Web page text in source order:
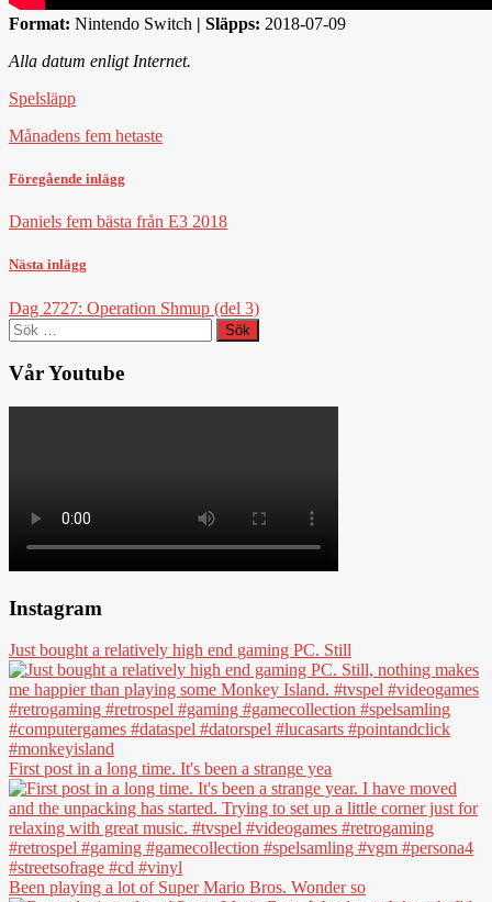
Format: Nintendo Switch | Släpps: 2018-07-09
Alla datum enligt Internet.
Spelsläpp
Månadens fem hetaste
Föregående inlägg
Daniels fem bästa från E3 2018
Nästa inlägg
Dag 2727: Operation Shmup (del 3)
Sök
efter:
Vår Youtube
Instagram
Just bought a relatively high end gaming PC. Still
First post in a long time. It's been a strange yea
Been playing a lot of Super Mario Bros. Wonder so